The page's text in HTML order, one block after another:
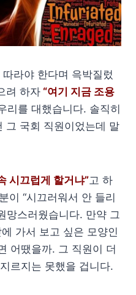
라야 한다며 윽박질렀
려 하자 “여기 지금 조용
리를 대했습니다. 솔직히
그 국회 직원이었는데 말
시끄럽게 할거냐”고 하
이 “시끄러워서 안 들리
망스러웠습니다. 만약 그
가서 보고 싶은 모양인
어땠을까. 그 직원이 더
르지는 못했을 겁니다.